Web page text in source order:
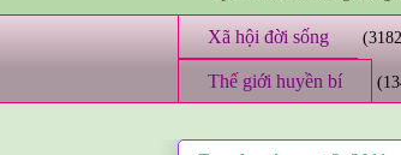
Xã hội đời sống
Thế giới huyền bí